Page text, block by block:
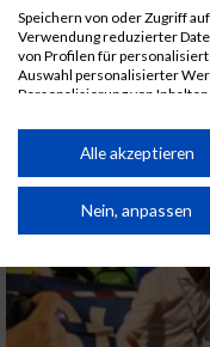
Speichern von oder Zugriff
Verwendung reduzierter
von Profilen für
Auswahl personalisierter
Personalisierung von
Performance von Inhalten.
Kombinationen von Daten
von Inhalten.
Daten können außerhalb der
Website/App.
Partnerliste anzeigen
Alle akzeptieren
Nein, anpassen